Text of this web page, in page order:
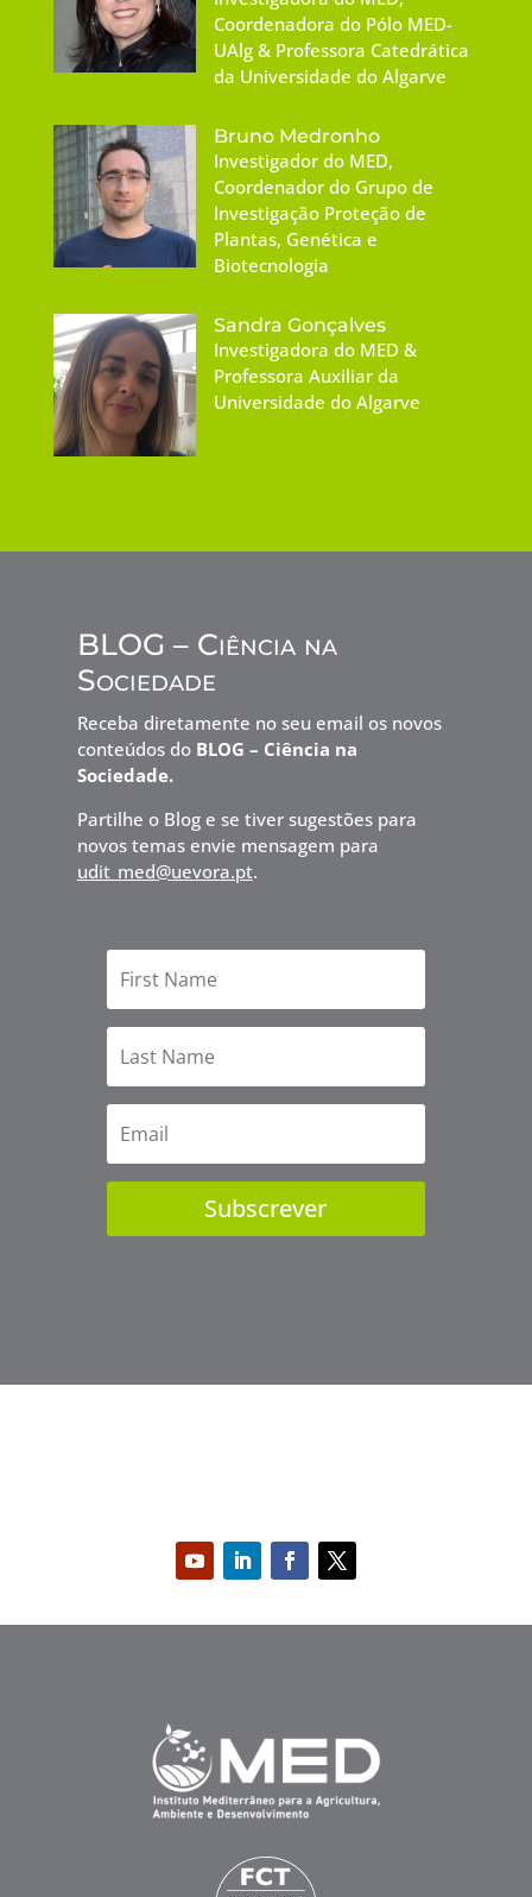
Coordenadora do Pólo MED-
UAlg & Professora Catedrática
da Universidade do Algarve
Bruno Medronho
Investigador do MED,
Coordenador do Grupo de
Investigação Proteção de
Plantas, Genética e
Biotecnologia
Sandra Gonçalves
Investigadora do MED &
Professora Auxiliar da
Universidade do Algarve
BLOG – Ciência na
Sociedade
Receba diretamente no seu email os novos
conteúdos do BLOG – Ciência na
Sociedade.
Partilhe o Blog e se tiver sugestões para
novos temas envie mensagem para
udit_med@uevora.pt.
Subscrever